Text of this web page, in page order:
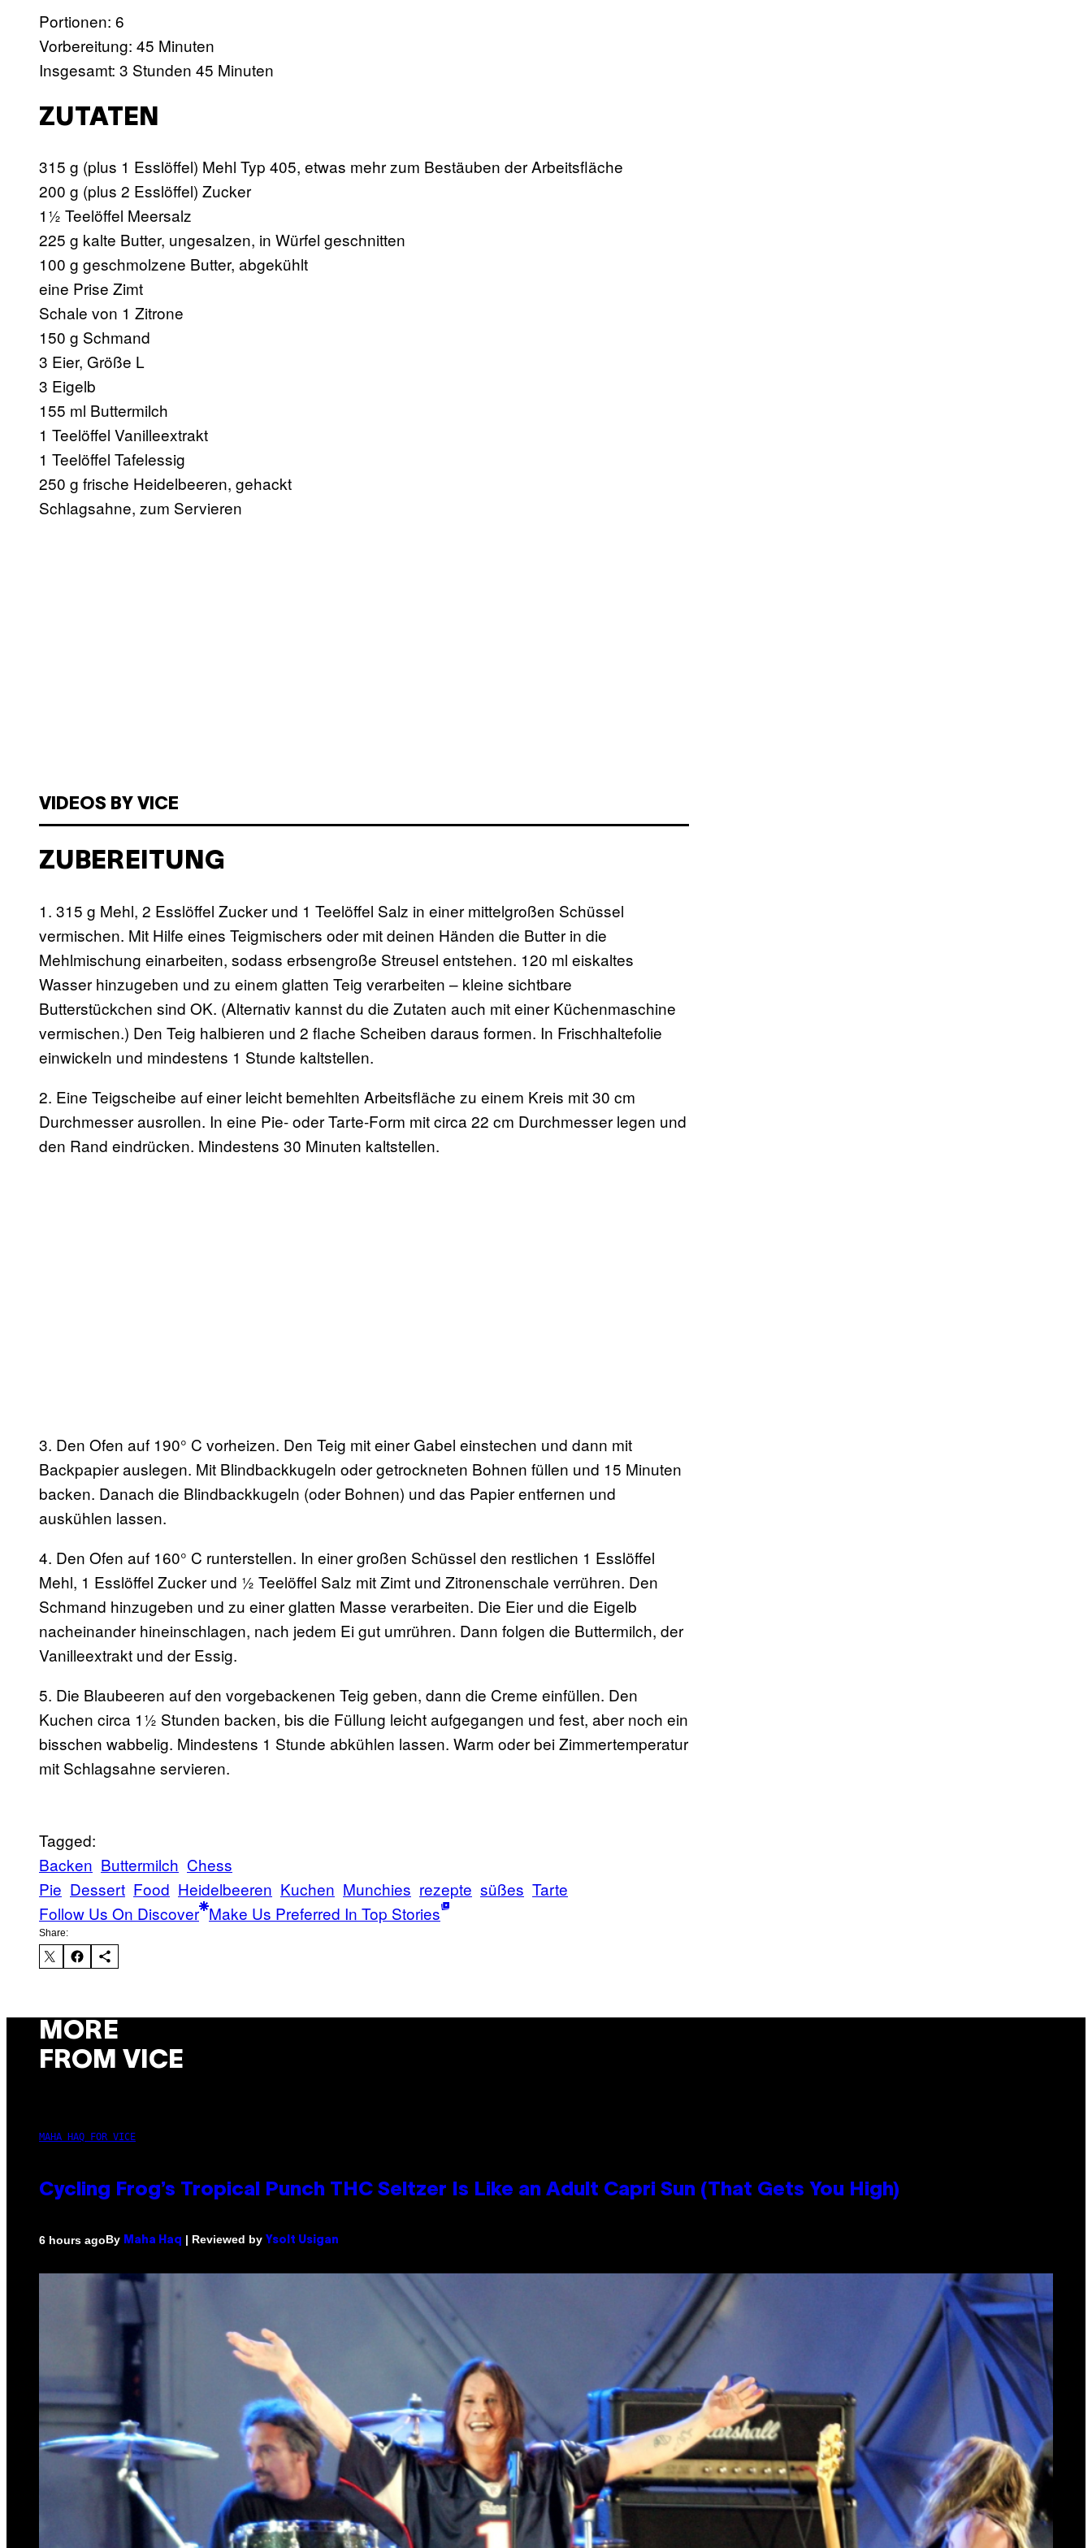
Portionen: 6
Vorbereitung: 45 Minuten
Insgesamt: 3 Stunden 45 Minuten
ZUTATEN
315 g (plus 1 Esslöffel) Mehl Typ 405, etwas mehr zum Bestäuben der Arbeitsfläche
200 g (plus 2 Esslöffel) Zucker
1½ Teelöffel Meersalz
225 g kalte Butter, ungesalzen, in Würfel geschnitten
100 g geschmolzene Butter, abgekühlt
eine Prise Zimt
Schale von 1 Zitrone
150 g Schmand
3 Eier, Größe L
3 Eigelb
155 ml Buttermilch
1 Teelöffel Vanilleextrakt
1 Teelöffel Tafelessig
250 g frische Heidelbeeren, gehackt
Schlagsahne, zum Servieren
VIDEOS BY VICE
ZUBEREITUNG
1. 315 g Mehl, 2 Esslöffel Zucker und 1 Teelöffel Salz in einer mittelgroßen Schüssel
vermischen. Mit Hilfe eines Teigmischers oder mit deinen Händen die Butter in die
Mehlmischung einarbeiten, sodass erbsengroße Streusel entstehen. 120 ml eiskaltes
Wasser hinzugeben und zu einem glatten Teig verarbeiten – kleine sichtbare
Butterstückchen sind OK. (Alternativ kannst du die Zutaten auch mit einer Küchenmaschine
vermischen.) Den Teig halbieren und 2 flache Scheiben daraus formen. In Frischhaltefolie
einwickeln und mindestens 1 Stunde kaltstellen.
2. Eine Teigscheibe auf einer leicht bemehlten Arbeitsfläche zu einem Kreis mit 30 cm
Durchmesser ausrollen. In eine Pie- oder Tarte-Form mit circa 22 cm Durchmesser legen und
den Rand eindrücken. Mindestens 30 Minuten kaltstellen.
3. Den Ofen auf 190° C vorheizen. Den Teig mit einer Gabel einstechen und dann mit
Backpapier auslegen. Mit Blindbackkugeln oder getrockneten Bohnen füllen und 15 Minuten
backen. Danach die Blindbackkugeln (oder Bohnen) und das Papier entfernen und
auskühlen lassen.
4. Den Ofen auf 160° C runterstellen. In einer großen Schüssel den restlichen 1 Esslöffel
Mehl, 1 Esslöffel Zucker und ½ Teelöffel Salz mit Zimt und Zitronenschale verrühren. Den
Schmand hinzugeben und zu einer glatten Masse verarbeiten. Die Eier und die Eigelb
nacheinander hineinschlagen, nach jedem Ei gut umrühren. Dann folgen die Buttermilch, der
Vanilleextrakt und der Essig.
5. Die Blaubeeren auf den vorgebackenen Teig geben, dann die Creme einfüllen. Den
Kuchen circa 1½ Stunden backen, bis die Füllung leicht aufgegangen und fest, aber noch ein
bisschen wabbelig. Mindestens 1 Stunde abkühlen lassen. Warm oder bei Zimmertemperatur
mit Schlagsahne servieren.
Tagged:
Backen Buttermilch Chess
Pie Dessert Food Heidelbeeren Kuchen Munchies rezepte süßes Tarte
Follow Us On Discover Make Us Preferred In Top Stories
Share:
MORE
FROM VICE
MAHA HAQ FOR VICE
Cycling Frog’s Tropical Punch THC Seltzer Is Like an Adult Capri Sun (That Gets You High)
6 hours agoBy Maha Haq | Reviewed by Ysolt Usigan